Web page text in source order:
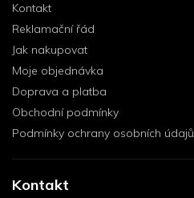
Kontakt
Reklamační řád
Jak nakupovat
Moje objednávka
Doprava a platba
Obchodní podmínky
Podmínky ochrany osobních údajů
Kontakt